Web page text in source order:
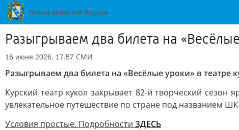
Разыгрываем два билета на
16 июня 2026, 17:57 СМИ
Разыгрываем два билета на «Весёлые уроки» в театре
Курский театр кукол закрывает 82-й творческий
увлекательное путешествие по стране под названием
Условия простые. Подробности ЗДЕСЬ